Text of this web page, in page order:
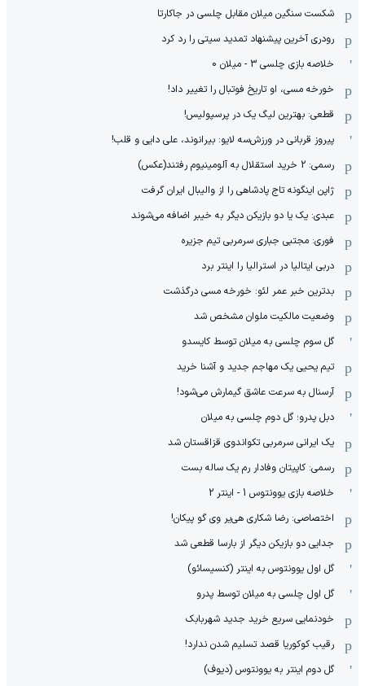
شکست سنگین میلان مقابل چلسی در جاکارتا
رودری آخرین پیشنهاد تمدید سیتی را رد کرد
خلاصه بازی چلسی 3 - میلان 0
خورخه مسی، او تاریخ فوتبال را تغییر داد!
قطعی: بهترین لیگ یک در پرسپولیس!
پیروز قربانی در ورزش‌سه لایو: بیرانوند، علی دایی و قلب!
رسمی: 2 خرید استقلال به آلومینیوم رفتند(عکس)
ژاپن اینگونه تاج پادشاهی را از والیبال ایران گرفت
عبدی: یک یا دو بازیکن دیگر به خیبر اضافه می‌شوند
فوری: مجتبی جباری سرمربی تیم جزیره
دربی ایتالیا در استرالیا را اینتر برد
بدترین خبر عمر لئو: خورخه مسی درگذشت
وضعیت مالکیت ملوان مشخص شد
گل سوم چلسی به میلان توسط کایسدو
تیم یحیی یک مهاجم جدید و آشنا خرید
آرسنال به سرعت عاشق گیمارش می‌شود!
دبل پدرو؛ گل دوم چلسی به میلان
یک ایرانی سرمربی تکواندوی قزاقستان شد
رسمی: کاپیتان وفادار رم یک ساله بست
خلاصه بازی یوونتوس 1 - اینتر 2
اختصاصی: رضا شکاری هی‌یر وی‌ گو پیکان!
جدایی دو بازیکن دیگر از بارسا قطعی شد
گل اول یوونتوس به اینتر (کنسیسائو)
گل اول چلسی به میلان توسط پدرو
خودنمایی سریع خرید جدید شهربابک
رقیب کوکوریا قصد تسلیم شدن ندارد!
گل دوم اینتر به یوونتوس (دیوف)